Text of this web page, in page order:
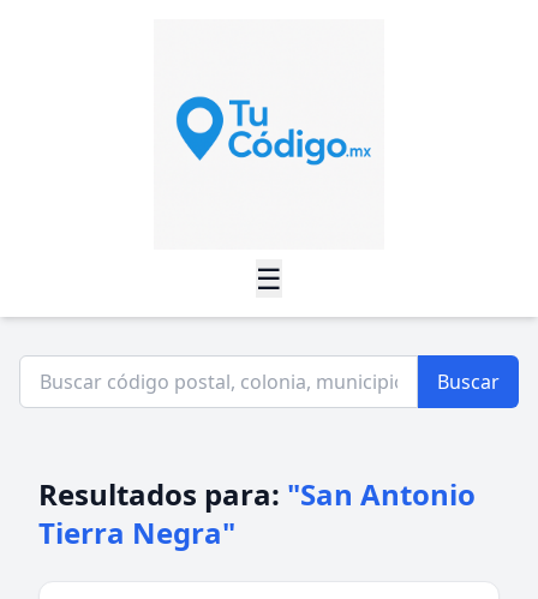
☰
Buscar
Resultados para: "San Antonio
Tierra Negra"